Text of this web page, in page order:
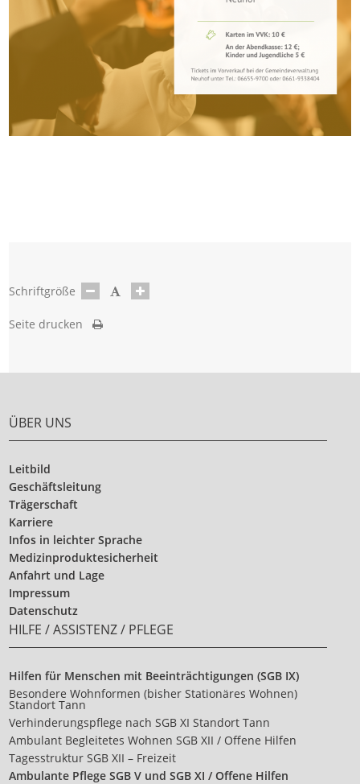
Schriftgröße
Seite drucken
ÜBER UNS
Leitbild
Geschäftsleitung
Trägerschaft
Karriere
Infos in leichter Sprache
Medizinproduktesicherheit
Anfahrt und Lage
Impressum
Datenschutz
HILFE / ASSISTENZ / PFLEGE
Hilfen für Menschen mit Beeinträchtigungen (SGB IX)
Besondere Wohnformen (bisher Stationäres Wohnen)
Standort Tann
Verhinderungspflege nach SGB XI Standort Tann
Ambulant Begleitetes Wohnen SGB XII / Offene Hilfen
Tagesstruktur SGB XII – Freizeit
Ambulante Pflege SGB V und SGB XI / Offene Hilfen